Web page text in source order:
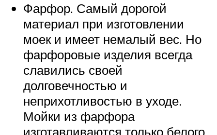
Фарфор. Самый дорогой
материал при изготовлении
моек и имеет немалый вес. Но
фарфоровые изделия всегда
славились своей
долговечностью и
неприхотливостью в уходе.
Мойки из фарфора
изготавливаются только белого